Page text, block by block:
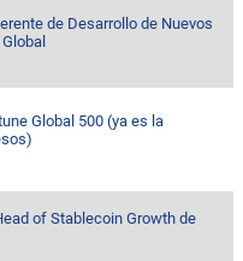
de Desarrollo de Nuevos
Global 500 (ya es la
of Stablecoin Growth de